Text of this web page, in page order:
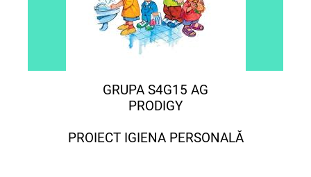
GRUPA S4G15 AG
PRODIGY
PROIECT IGIENA PERSONALĂ